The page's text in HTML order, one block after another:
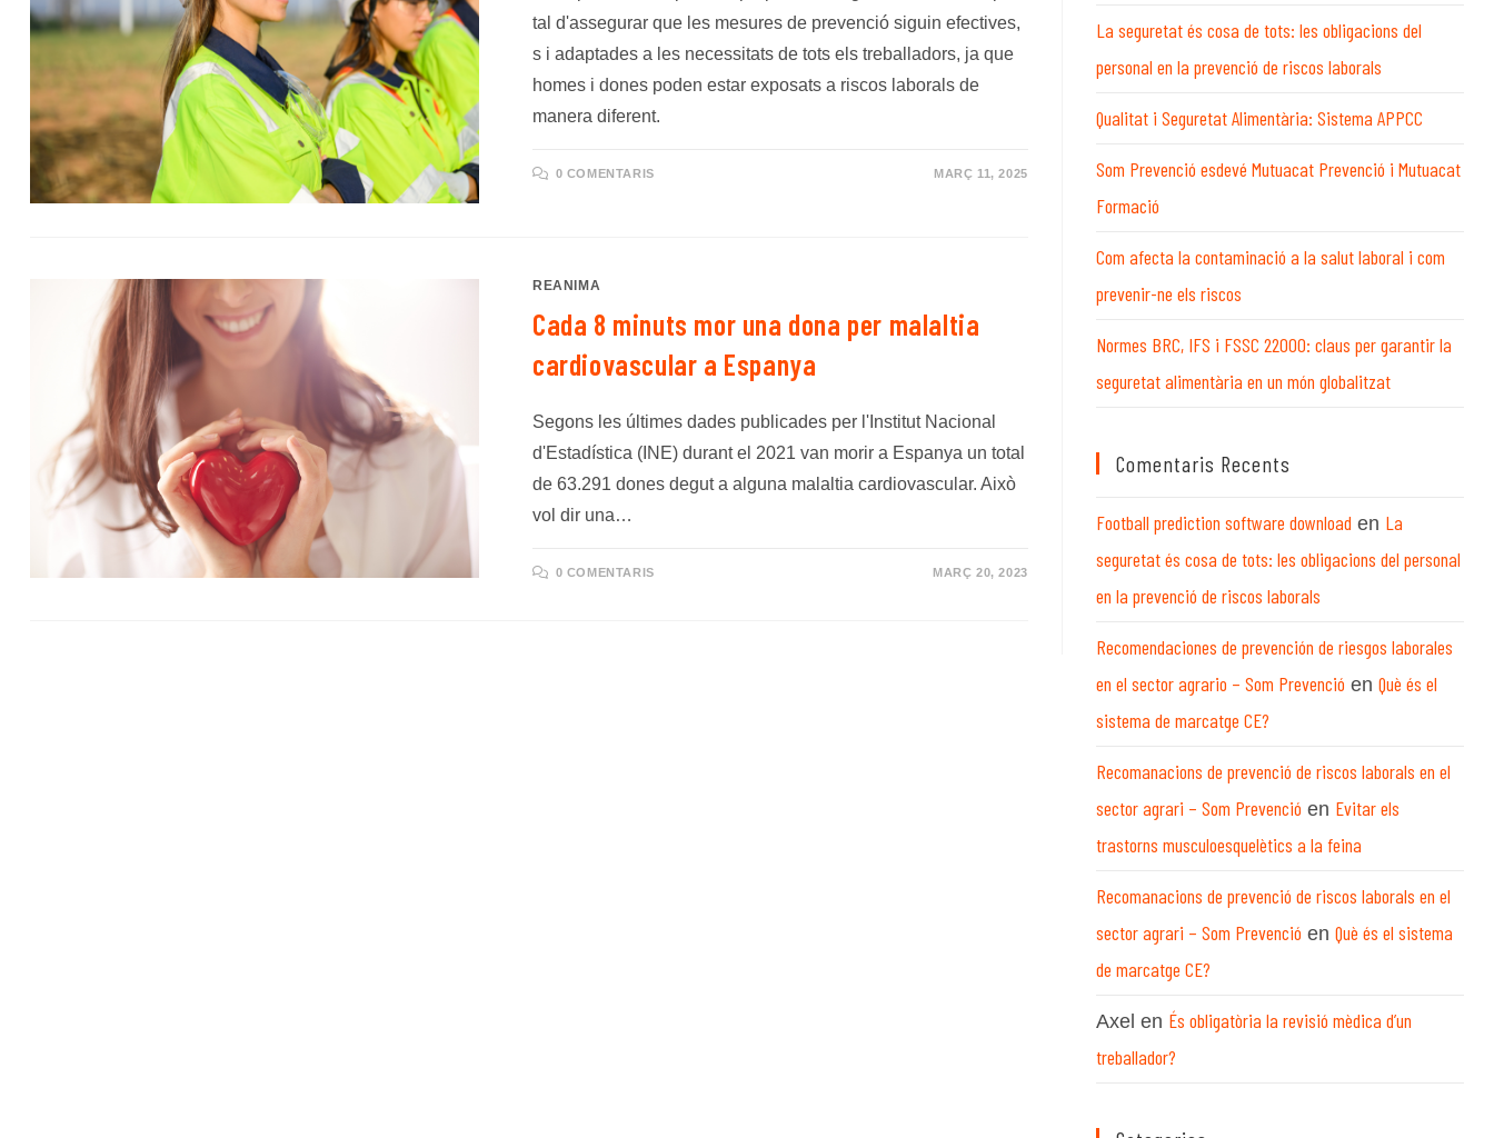
tal d'assegurar que les mesures de prevenció siguin efectives,
s i adaptades a les necessitats de tots els treballadors, ja que
homes i dones poden estar exposats a riscos laborals de
manera diferent.
0 COMENTARIS MARÇ 11, 2025
REANIMA
Cada 8 minuts mor una dona per malaltia
cardiovascular a Espanya
Segons les últimes dades publicades per l'Institut Nacional
d'Estadística (INE) durant el 2021 van morir a Espanya un total
de 63.291 dones degut a alguna malaltia cardiovascular. Això
vol dir una…
0 COMENTARIS MARÇ 20, 2023
La seguretat és cosa de tots: les obligacions del
personal en la prevenció de riscos laborals
Qualitat i Seguretat Alimentària: Sistema APPCC
Som Prevenció esdevé Mutuacat Prevenció i Mutuacat
Formació
Com afecta la contaminació a la salut laboral i com
prevenir-ne els riscos
Normes BRC, IFS i FSSC 22000: claus per garantir la
seguretat alimentària en un món globalitzat
Comentaris Recents
Football prediction software download en La
seguretat és cosa de tots: les obligacions del personal
en la prevenció de riscos laborals
Recomendaciones de prevención de riesgos laborales
en el sector agrario – Som Prevenció en Què és el
sistema de marcatge CE?
Recomanacions de prevenció de riscos laborals en el
sector agrari – Som Prevenció en Evitar els
trastorns musculoesquelètics a la feina
Recomanacions de prevenció de riscos laborals en el
sector agrari – Som Prevenció en Què és el sistema
de marcatge CE?
Axel en És obligatòria la revisió mèdica d’un
treballador?